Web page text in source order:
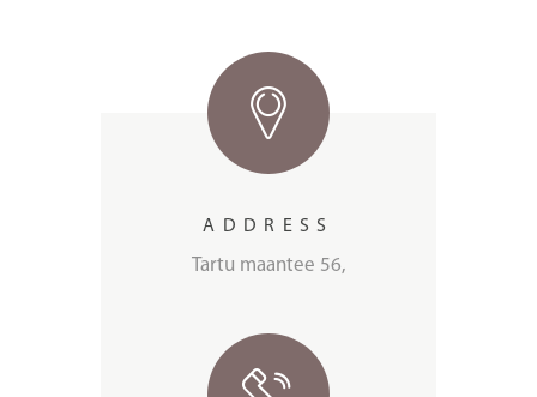
ADDRESS
Tartu maantee 56,